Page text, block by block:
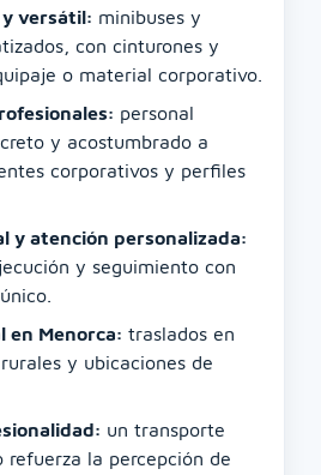
versátil: minibuses y
con cinturones y
o material corporativo.
personal
y acostumbrado a
corporativos y perfiles
y atención personalizada:
y seguimiento con
en Menorca: traslados en
y ubicaciones de
un transporte
refuerza la percepción de